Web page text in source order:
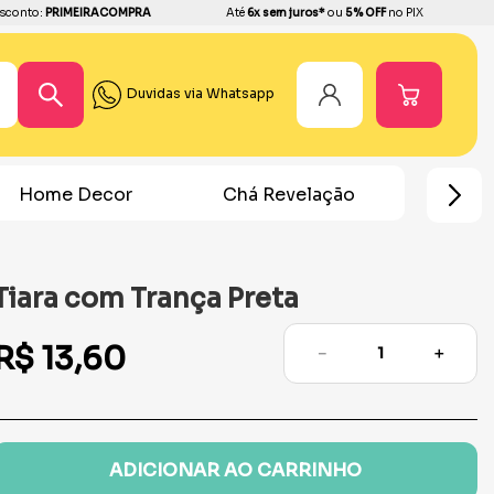
PRIMEIRACOMPRA Até6x sem juros*ou 5% OFFno PIX
Duvidas via Whatsapp
Home Decor Chá Revelação Festa
com Trança Preta
13,60 ＋
－
ADICIONAR AO CARRINHO